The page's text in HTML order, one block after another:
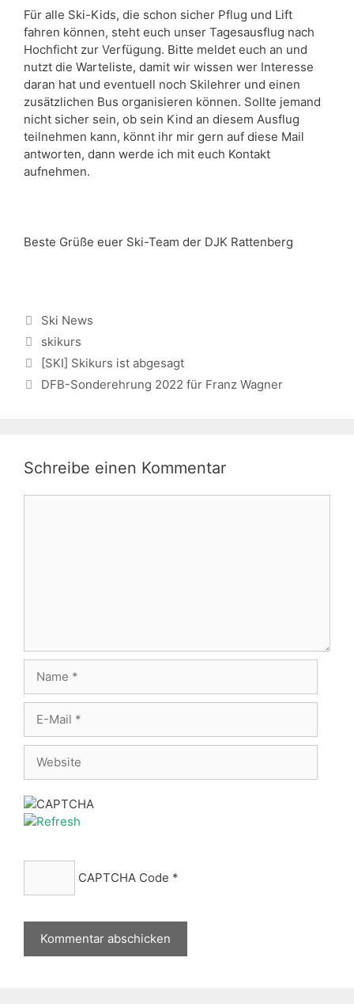
Für alle Ski-Kids, die schon sicher Pflug und Lift
fahren können, steht euch unser Tagesausflug nach
Hochficht zur Verfügung. Bitte meldet euch an und
nutzt die Warteliste, damit wir wissen wer Interesse
daran hat und eventuell noch Skilehrer und einen
zusätzlichen Bus organisieren können. Sollte jemand
nicht sicher sein, ob sein Kind an diesem Ausflug
teilnehmen kann, könnt ihr mir gern auf diese Mail
antworten, dann werde ich mit euch Kontakt
aufnehmen.
Beste Grüße euer Ski-Team der DJK Rattenberg
Kategorien
Ski News
Schlagwörter
skikurs
[SKI] Skikurs ist abgesagt
DFB-Sonderehrung 2022 für Franz Wagner
Schreibe einen Kommentar
Mail
CAPTCHA Code *